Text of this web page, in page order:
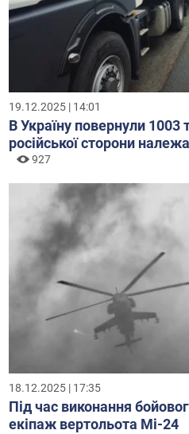
19.12.2025 | 14:01
В Україну повернули 1003
російської сторони
927
18.12.2025 | 17:35
Під час виконання
екіпаж вертольота Мі-24